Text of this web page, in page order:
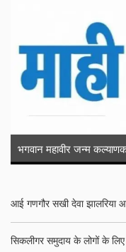
भगवान महावीर जन्म
आई गणगौर सखी देवा झालरिया
सिकलीगर समुदाय के लोगों के